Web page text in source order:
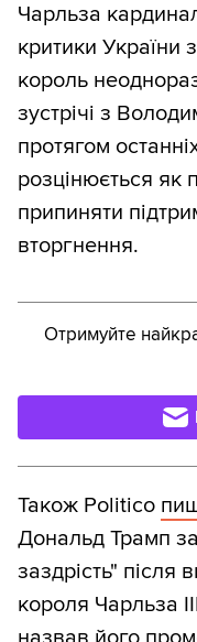
Чарльза
критики України
король
зустрічі з
протягом
розцінюється
припиняти
вторгнення.
Отримуйте
Також Politico
Дональд Трамп
заздрість" після
короля Чарльза